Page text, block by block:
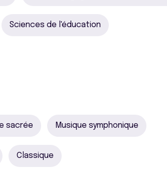
Sciences de l'éducation
sacrée Musique symphonique
Classique